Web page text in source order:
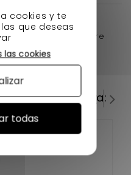
sans permis, se
direction pour voiture
misma categoría:
cookies y te
que deseas
todas
las cookies